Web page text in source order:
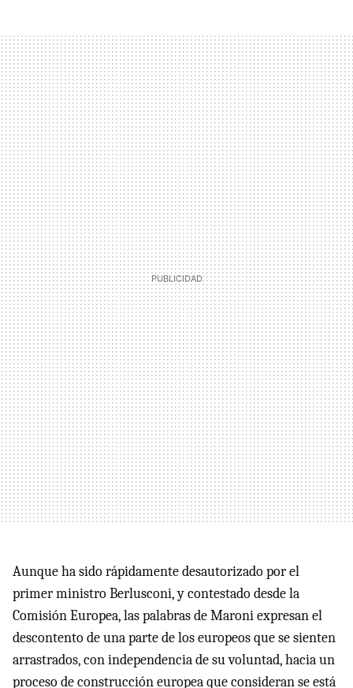
Aunque ha sido rápidamente desautorizado por el
primer ministro Berlusconi, y contestado desde la
Comisión Europea, las palabras de Maroni expresan el
descontento de una parte de los europeos que se sienten
arrastrados, con independencia de su voluntad, hacia un
proceso de construcción europea que consideran se está